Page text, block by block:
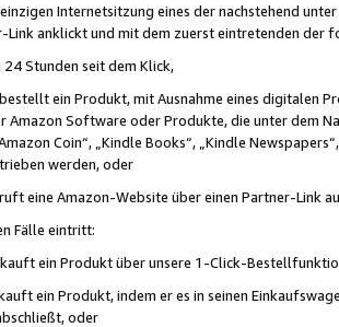
Internetsitzung eines der nachstehend
Link anklickt und mit dem zuerst eintretenden der
Stunden seit dem Klick,
ein Produkt, mit Ausnahme eines digitalen
Amazon Software oder Produkte, die unter dem
Coin“, „Kindle Books“, „Kindle
werden, oder
eine Amazon-Website über einen Partner-Link
Fälle eintritt:
ein Produkt über unsere 1-Click-
ein Produkt, indem er es in seinen
oder